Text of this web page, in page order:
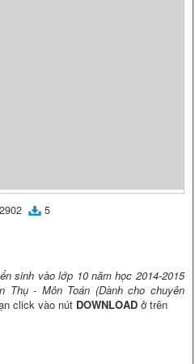
2902 5
sinh vào lớp 10 năm học 2014-2015
Thụ - Môn Toán (Dành cho chuyên
click vào nút DOWNLOAD ở trên